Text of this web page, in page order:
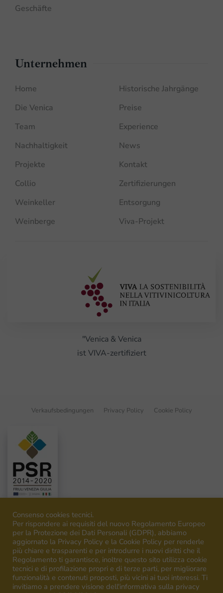
Geschäfte
Unternehmen
Home
Die Venica
Team
Nachhaltigkeit
Projekte
Collio
Weinkeller
Weinberge
Historische Jahrgänge
Preise
Experience
News
Kontakt
Zertifizierungen
Entsorgung
Viva-Projekt
"Venica & Venica
ist VIVA-zertifiziert
Verkaufsbedingungen Privacy Policy Cookie Policy
©2026Venica&Venica. All rights reserved. P.I. IT00492040316
Consenso cookies tecnici.
Per rispondere ai requisiti del nuovo Regolamento Europeo
per la Protezione dei Dati Personali (GDPR), abbiamo
aggiornato la Privacy Policy e la Cookie Policy per renderle
più chiare e trasparenti e per introdurre i nuovi diritti che il
Regolamento ti garantisce, inoltre questo sito utilizza cookie
tecnici e di profilazione propri e di terze parti, per migliorare
funzionalità e contenuti proposti, più vicini ai tuoi interessi. Ti
invitiamo a prendere visione dell'informativa sulla privacy